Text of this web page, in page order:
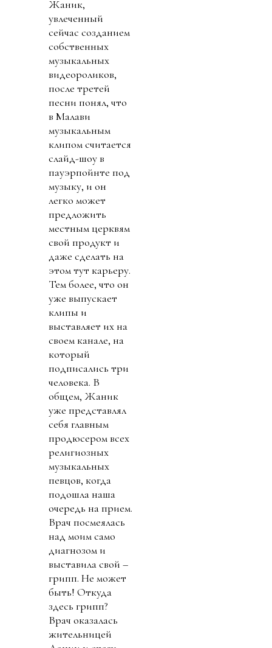
Жаник,
увлеченный
сейчас созданием
собственных
музыкальных
видеороликов,
после третей
песни понял, что
в Малави
музыкальным
клипом считается
слайд-шоу в
пауэрпойнте под
музыку, и он
легко может
предложить
местным церквям
свой продукт и
даже сделать на
этом тут карьеру.
Тем более, что он
уже выпускает
клипы и
выставляет их на
своем канале, на
который
подписались три
человека. В
общем, Жаник
уже представлял
себя главным
продюсером всех
религиозных
музыкальных
певцов, когда
подошла наша
очередь на прием.
Врач посмеялась
над моим само
диагнозом и
выставила свой –
грипп. Не может
быть! Откуда
здесь грипп?
Врач оказалась
жительницей